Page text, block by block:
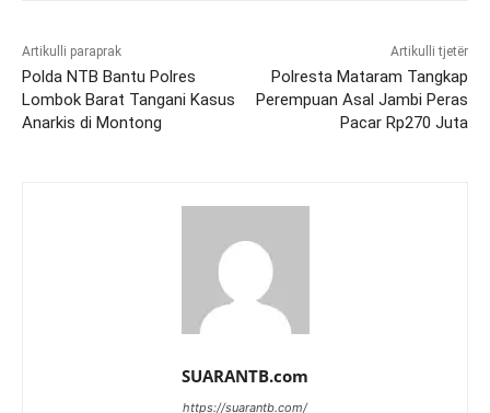
Artikulli paraprak
Polda NTB Bantu Polres
Lombok Barat Tangani Kasus
Anarkis di Montong
Artikulli tjetër
Polresta Mataram Tangkap
Perempuan Asal Jambi Peras
Pacar Rp270 Juta
SUARANTB.com
https://suarantb.com/